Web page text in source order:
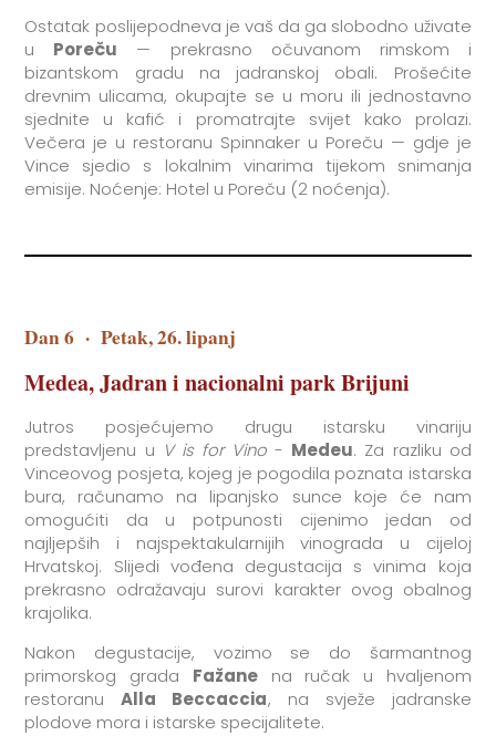
Ostatak poslijepodneva je vaš da ga slobodno uživate
u Poreču — prekrasno očuvanom rimskom i
bizantskom gradu na jadranskoj obali. Prošećite
drevnim ulicama, okupajte se u moru ili jednostavno
sjednite u kafić i promatrajte svijet kako prolazi.
Večera je u restoranu Spinnaker u Poreču — gdje je
Vince sjedio s lokalnim vinarima tijekom snimanja
emisije. Noćenje: Hotel u Poreču (2 noćenja).
Dan 6 · Petak, 26. lipanj
Medea, Jadran i nacionalni park Brijuni
Jutros posjećujemo drugu istarsku vinariju
predstavljenu u V is for Vino - Medeu. Za razliku od
Vinceovog posjeta, kojeg je pogodila poznata istarska
bura, računamo na lipanjsko sunce koje će nam
omogućiti da u potpunosti cijenimo jedan od
najljepših i najspektakularnijih vinograda u cijeloj
Hrvatskoj. Slijedi vođena degustacija s vinima koja
prekrasno odražavaju surovi karakter ovog obalnog
krajolika.
Nakon degustacije, vozimo se do šarmantnog
primorskog grada Fažanena ručak u hvaljenom
restoranuAlla Beccaccia, na svježe jadranske
plodove mora i istarske specijalitete.